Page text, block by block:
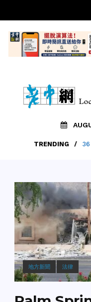
TRENDING / 36
地方新聞 法律